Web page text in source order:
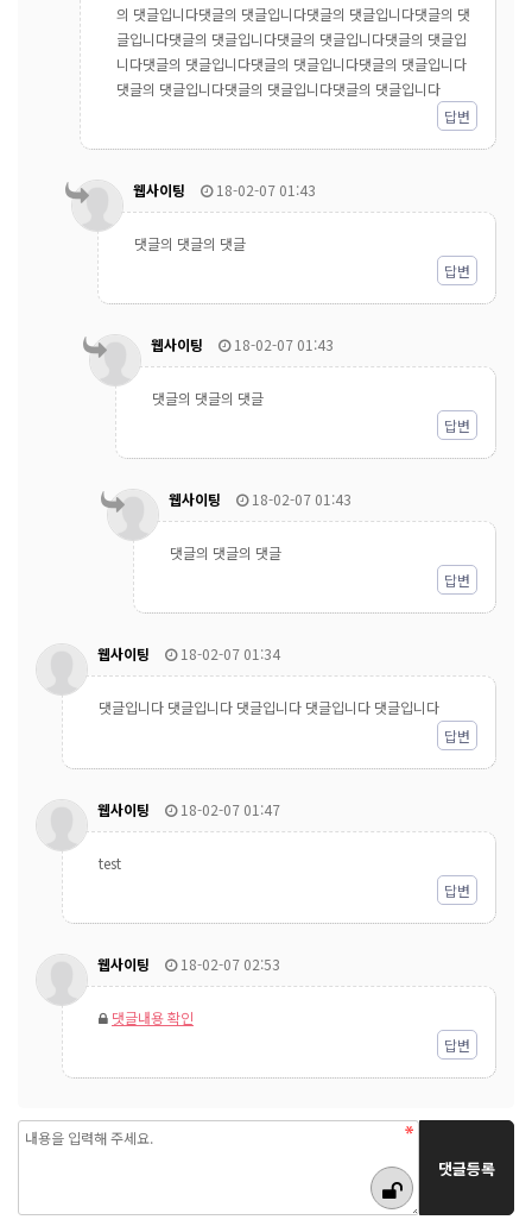
의 댓글입니다댓글의 댓글입니다댓글의 댓글입니다댓글의 댓
글입니다댓글의 댓글입니다댓글의 댓글입니다댓글의 댓글입
니다댓글의 댓글입니다댓글의 댓글입니다댓글의 댓글입니다
댓글의 댓글입니다댓글의 댓글입니다댓글의 댓글입니다
답변
웹사이팅 18-02-07 01:43
댓글의 댓글의 댓글
답변
웹사이팅 18-02-07 01:43
댓글의 댓글의 댓글
답변
웹사이팅 18-02-07 01:43
댓글의 댓글의 댓글
답변
웹사이팅 18-02-07 01:34
댓글입니다 댓글입니다 댓글입니다 댓글입니다 댓글입니다
답변
웹사이팅 18-02-07 01:47
test
답변
웹사이팅 18-02-07 02:53
댓글내용 확인
답변